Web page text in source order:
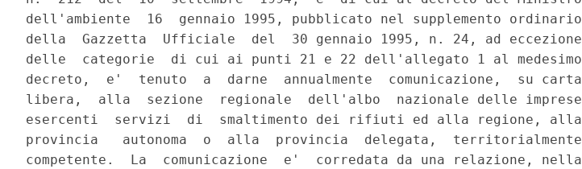
dell'ambiente  16  gennaio 1995, pubblicato nel supplemento ordinario
della  Gazzetta  Ufficiale  del  30 gennaio 1995, n. 24, ad eccezione
delle  categorie  di cui ai punti 21 e 22 dell'allegato 1 al medesimo
decreto,  e'  tenuto  a  darne  annualmente  comunicazione,  su carta
libera,  alla  sezione  regionale  dell'albo  nazionale delle imprese
esercenti  servizi  di  smaltimento dei rifiuti ed alla regione, alla
provincia   autonoma  o  alla  provincia  delegata,  territorialmente
competente.  La  comunicazione  e'  corredata da una relazione, nella